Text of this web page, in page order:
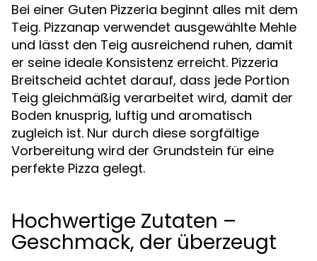
Bei einer Guten Pizzeria beginnt alles mit dem
Teig. Pizzanap verwendet ausgewählte Mehle
und lässt den Teig ausreichend ruhen, damit
er seine ideale Konsistenz erreicht. Pizzeria
Breitscheid achtet darauf, dass jede Portion
Teig gleichmäßig verarbeitet wird, damit der
Boden knusprig, luftig und aromatisch
zugleich ist. Nur durch diese sorgfältige
Vorbereitung wird der Grundstein für eine
perfekte Pizza gelegt.
Hochwertige Zutaten –
Geschmack, der überzeugt